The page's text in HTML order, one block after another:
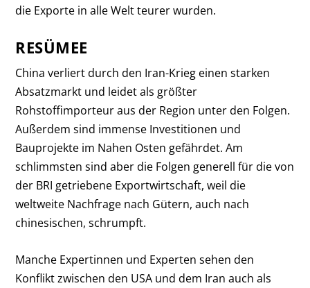
die Exporte in alle Welt teurer wurden.
RESÜMEE
China verliert durch den Iran-Krieg einen starken
Absatzmarkt und leidet als größter
Rohstoffimporteur aus der Region unter den Folgen.
Außerdem sind immense Investitionen und
Bauprojekte im Nahen Osten gefährdet. Am
schlimmsten sind aber die Folgen generell für die von
der BRI getriebene Exportwirtschaft, weil die
weltweite Nachfrage nach Gütern, auch nach
chinesischen, schrumpft.
Manche Expertinnen und Experten sehen den
Konflikt zwischen den USA und dem Iran auch als